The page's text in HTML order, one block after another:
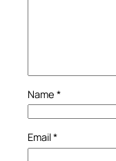
Name *
Email*